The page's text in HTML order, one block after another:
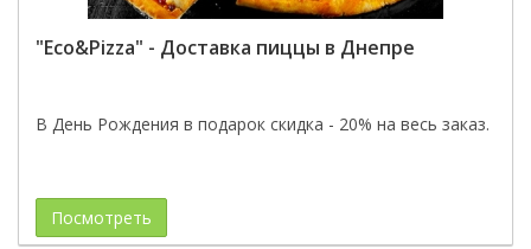
"Eco&Pizza" - Доставка пиццы в Днепре
В День Рождения в подарок скидка - 20% на весь заказ.
Посмотреть